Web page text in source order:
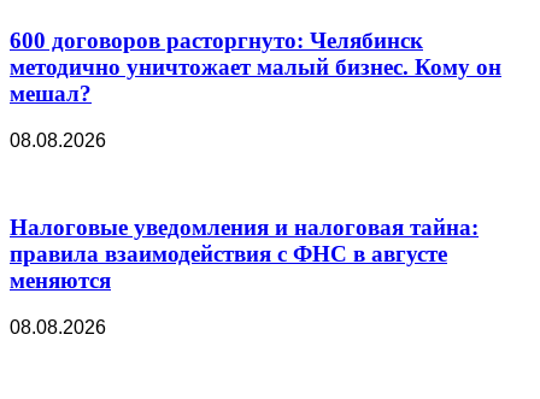
600 договоров расторгнуто: Челябинск
методично уничтожает малый бизнес. Кому он
мешал?
08.08.2026
Налоговые уведомления и налоговая тайна:
правила взаимодействия с ФНС в августе
меняются
08.08.2026